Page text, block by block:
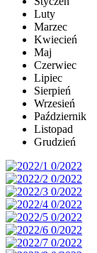
Luty
Marzec
Kwiecień
Maj
Czerwiec
Lipiec
Sierpień
Wrzesień
Październik
Listopad
Grudzień